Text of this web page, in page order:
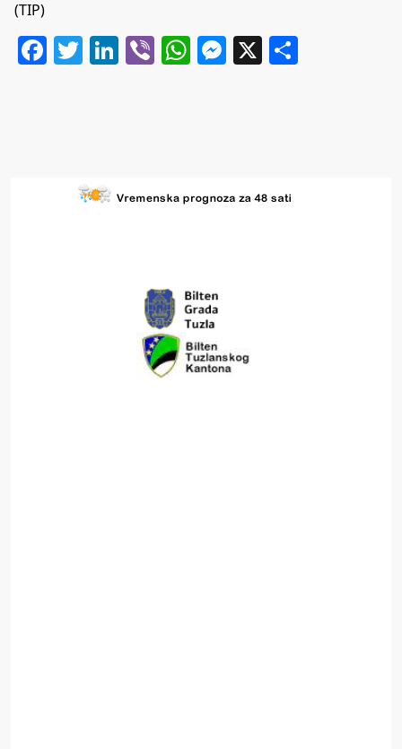
(TIP)
Facebook
Twitter
LinkedIn
ViberWhatsApp
Messenger
X